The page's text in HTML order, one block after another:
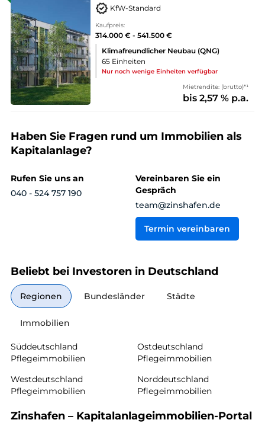
KfW-Standard
Kaufpreis:
314.000 € - 541.500 €
Klimafreundlicher Neubau (QNG)
65 Einheiten
Nur noch wenige Einheiten verfügbar
Mietrendite: (brutto)*¹
bis 2,57 % p.a.
Haben Sie Fragen rund um Immobilien als
Kapitalanlage?
Rufen Sie uns an
040 - 524 757 190
Vereinbaren Sie ein
Gespräch
team@zinshafen.de
Termin vereinbaren
Beliebt bei Investoren in Deutschland
Regionen Bundesländer Städte
Immobilien
Süddeutschland
Pflegeimmobilien
Ostdeutschland
Pflegeimmobilien
Westdeutschland
Pflegeimmobilien
Norddeutschland
Pflegeimmobilien
Zinshafen – Kapitalanlageimmobilien-Portal